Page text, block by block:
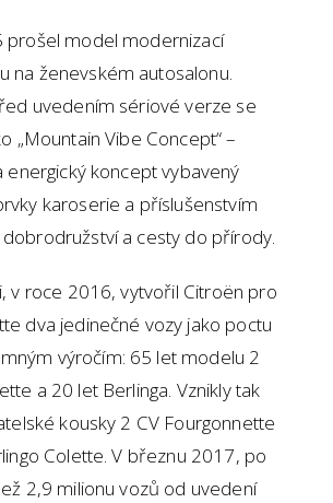
prošel model modernizací
na ženevském autosalonu.
uvedením sériové verze se
„Mountain Vibe Concept“ –
energický koncept vybavený
karoserie a příslušenstvím
a cesty do přírody.
v roce 2016, vytvořil Citroën pro
dva jedinečné vozy jako poctu
výročím: 65 let modelu 2
a 20 let Berlinga. Vznikly tak
kousky 2 CV Fourgonnette
Colette. V březnu 2017, po
2,9 milionu vozů od uvedení